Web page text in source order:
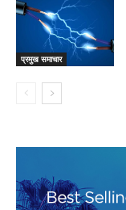
प्रमुख समाचार